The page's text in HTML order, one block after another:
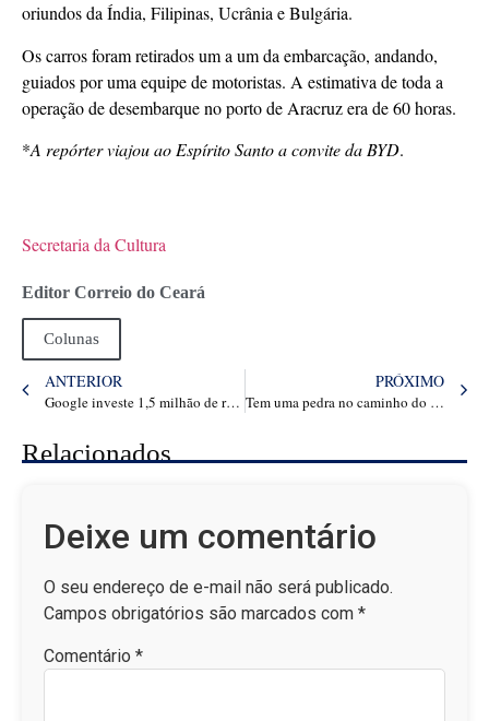
oriundos da Índia, Filipinas, Ucrânia e Bulgária.
Os carros foram retirados um a um da embarcação, andando,
guiados por uma equipe de motoristas. A estimativa de toda a
operação de desembarque no porto de Aracruz era de 60 horas.
*A repórter viajou ao Espírito Santo a convite da BYD.
Secretaria da Cultura
Editor Correio do Ceará
Colunas
ANTERIOR
Google investe 1,5 milhão de reais na Poosting, rede social cearense
PRÓXIMO
Tem uma pedra no caminho do governo e do Congresso (no caso, o Orçamento)
Relacionados
Deixe um comentário
O seu endereço de e-mail não será publicado.
Campos obrigatórios são marcados com *
Comentário *